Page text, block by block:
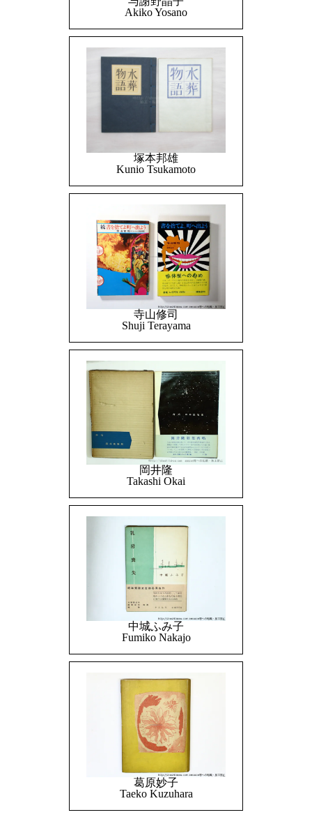
Akiko Yosano
塚本邦雄
Kunio Tsukamoto
寺山修司
Shuji Terayama
岡井隆
Takashi Okai
中城ふみ子
Fumiko Nakajo
葛原妙子
Taeko Kuzuhara